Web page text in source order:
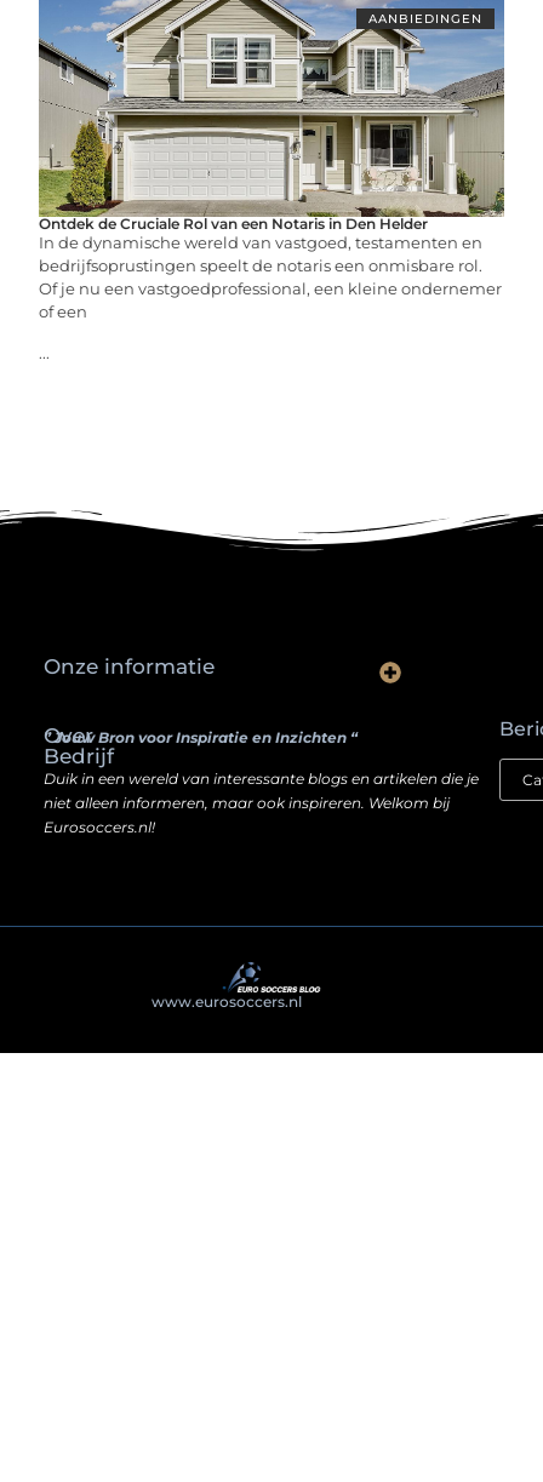
AANBIEDINGEN
Ontdek de Cruciale Rol van een Notaris in Den Helder
In de dynamische wereld van vastgoed, testamenten en
bedrijfsoprustingen speelt de notaris een onmisbare rol.
Of je nu een vastgoedprofessional, een kleine ondernemer
of een
...
Over
Bedrijf
” Jouw Bron voor Inspiratie en Inzichten “
Duik in een wereld van interessante blogs en artikelen die je
niet alleen informeren, maar ook inspireren. Welkom bij
Eurosoccers.nl!
Onze informatie
www.eurosoccers.nl. All Right Reserved.